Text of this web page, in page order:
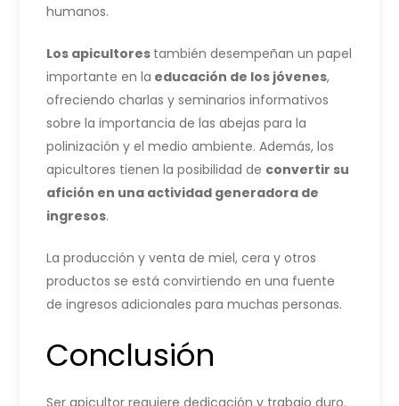
humanos.
Los apicultores también desempeñan un papel
importante en la educación de los jóvenes,
ofreciendo charlas y seminarios informativos
sobre la importancia de las abejas para la
polinización y el medio ambiente. Además, los
apicultores tienen la posibilidad de convertir su
afición en una actividad generadora de
ingresos.
La producción y venta de miel, cera y otros
productos se está convirtiendo en una fuente
de ingresos adicionales para muchas personas.
Conclusión